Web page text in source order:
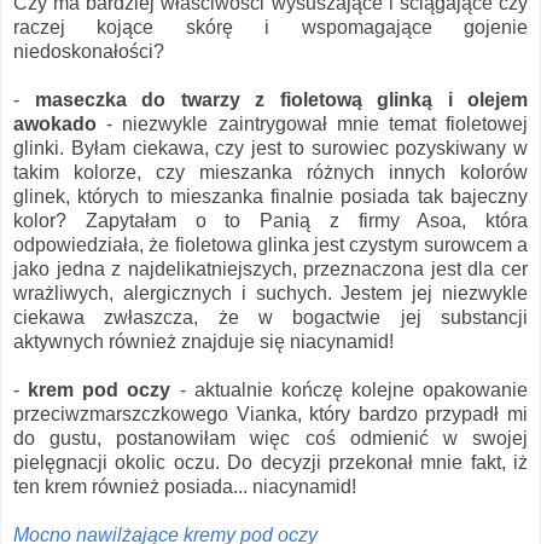
raczej kojące skórę i wspomagające gojenie
niedoskonałości?
- maseczka do twarzy z fioletową glinką i olejem
awokado - niezwykle zaintrygował mnie temat fioletowej
glinki. Byłam ciekawa, czy jest to surowiec pozyskiwany w
takim kolorze, czy mieszanka różnych innych kolorów
glinek, których to mieszanka finalnie posiada tak bajeczny
kolor? Zapytałam o to Panią z firmy Asoa, która
odpowiedziała, że fioletowa glinka jest czystym surowcem a
jako jedna z najdelikatniejszych, przeznaczona jest dla cer
wrażliwych, alergicznych i suchych. Jestem jej niezwykle
ciekawa zwłaszcza, że w bogactwie jej substancji
aktywnych również znajduje się niacynamid!
- krem pod oczy - aktualnie kończę kolejne opakowanie
przeciwzmarszczkowego Vianka, który bardzo przypadł mi
do gustu, postanowiłam więc coś odmienić w swojej
pielęgnacji okolic oczu. Do decyzji przekonał mnie fakt, iż
ten krem również posiada... niacynamid!
Mocno nawilżające kremy pod oczy